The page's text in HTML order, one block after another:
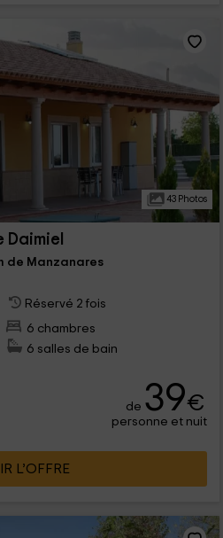
43 Photos
Daimiel
de Manzanares
Réservé 2 fois
6 chambres
6 salles de bain
de 39€
personne et nuit
L’OFFRE